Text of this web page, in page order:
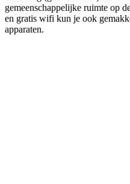
gemeenschappelijke ruimte op
en gratis wifi kun je ook
apparaten.